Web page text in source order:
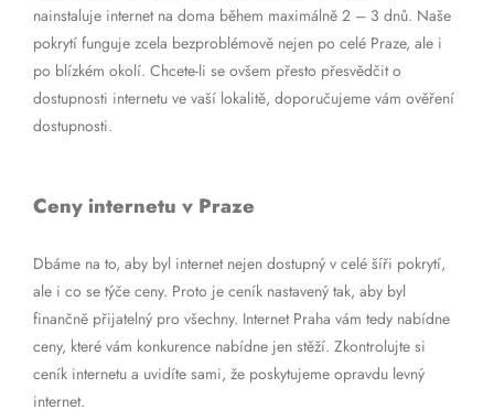
nainstaluje internet na doma během maximálně 2 – 3 dnů. Naše
pokrytí funguje zcela bezproblémově nejen po celé Praze, ale i
po blízkém okolí. Chcete-li se ovšem přesto přesvědčit o
dostupnosti internetu ve vaší lokalitě, doporučujeme vám ověření
dostupnosti.
Ceny internetu v Praze
Dbáme na to, aby byl internet nejen dostupný v celé šíři pokrytí,
ale i co se týče ceny. Proto je ceník nastavený tak, aby byl
finančně přijatelný pro všechny. Internet Praha vám tedy nabídne
ceny, které vám konkurence nabídne jen stěží. Zkontrolujte si
ceník internetu a uvidíte sami, že poskytujeme opravdu levný
internet.